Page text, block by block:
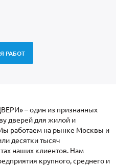
РАБОТ
– один из признанных
дверей для жилой и
работаем на рынке Москвы и
десятки тысяч
наших клиентов. Нам
крупного, среднего и